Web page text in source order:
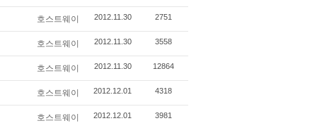
호스트웨이 2012.11.30 2751
호스트웨이 2012.11.30 3558
호스트웨이 2012.11.30 12864
호스트웨이 2012.12.01 4318
호스트웨이 2012.12.01 3981